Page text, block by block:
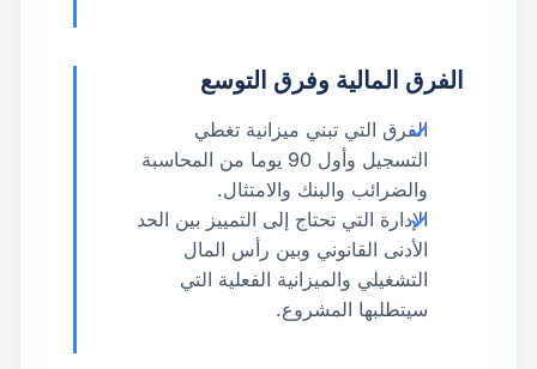
الفرق المالية وفرق التوسع
الفرق التي تبني ميزانية تغطي
التسجيل وأول 90 يوما من المحاسبة
والضرائب والبنك والامتثال.
الإدارة التي تحتاج إلى التمييز بين الحد
الأدنى القانوني وبين رأس المال
التشغيلي والميزانية الفعلية التي
سيتطلبها المشروع.